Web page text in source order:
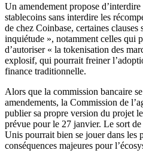
Un amendement propose
stablecoins sans interdire les
de chez Coinbase, certaines clauses
inquiétude », notamment celles qui
d’autoriser « la tokenisation des
explosif, qui pourrait freiner
finance traditionnelle.
Alors que la commission bancaire
amendements, la Commission de
publier sa propre version du projet
prévue pour le 27 janvier. Le sort
Unis pourrait bien se jouer dans les
conséquences majeures pour